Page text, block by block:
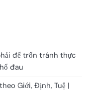
để trốn tránh thực
đau
Giới, Định, Tuệ |